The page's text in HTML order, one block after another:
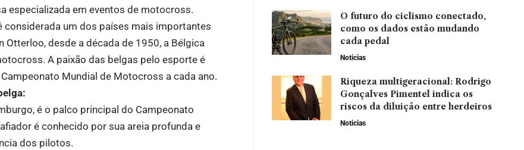
especializada em eventos de motocross.
um dos países mais importantes
Otterloo, desde a década de 1950, a Bélgica
A paixão das belgas pelo esporte é
Mundial de Motocross a cada ano.
é o palco principal do Campeonato
é conhecido por sua areia profunda e
dos pilotos.
O futuro do ciclismo conectado,
como os dados estão mudando
cada pedal
Noticias
Riqueza multigeracional: Rodrigo
Gonçalves Pimentel indica os
riscos da diluição entre herdeiros
Noticias